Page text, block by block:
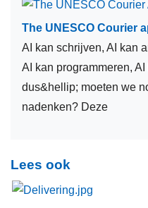
natuurlijke
secundair
kustzones
oceanografie
leerstoelen
The UNESCO Courier
AI kan schrijven, AI kan
AI kan programmeren,
dus&hellip; moeten we
nadenken? Deze
Lees ook